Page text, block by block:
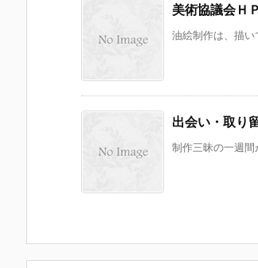
美術協議会Ｈ
油絵制作は、描
出会い・取り
制作三昧の一週